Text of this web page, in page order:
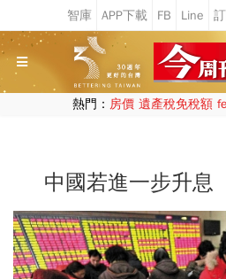
熱門： 房價 遺產稅免稅額
中國若進一步升